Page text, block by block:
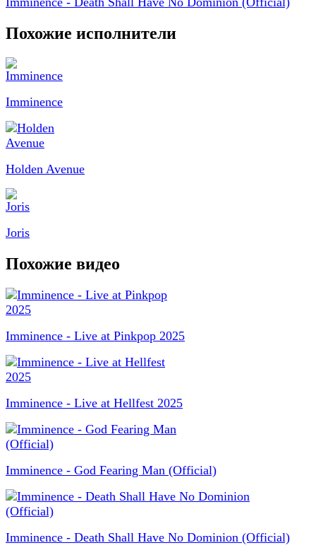
Похожие исполнители
Imminence
Holden Avenue
Joris
Похожие видео
Imminence - Live at Pinkpop 2025
Imminence - Live at Hellfest 2025
Imminence - God Fearing Man (Official)
Imminence - Death Shall Have No Dominion (Official)